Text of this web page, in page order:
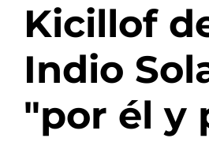
Kicillof
Indio
"por él y